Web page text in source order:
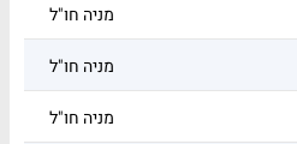
מניה חו"ל
מניה חו"ל
מניה חו"ל